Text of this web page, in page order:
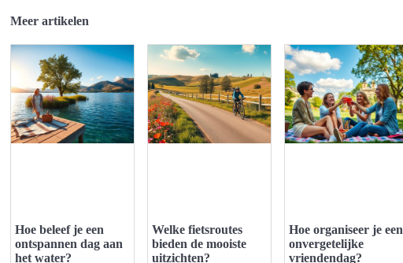
Meer artikelen
Hoe beleef je een
ontspannen dag aan
het water?
Welke fietsroutes
bieden de mooiste
uitzichten?
Hoe organiseer je een
onvergetelijke
vriendendag?